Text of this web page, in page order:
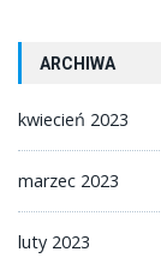
ARCHIWA
kwiecień 2023
marzec 2023
luty 2023